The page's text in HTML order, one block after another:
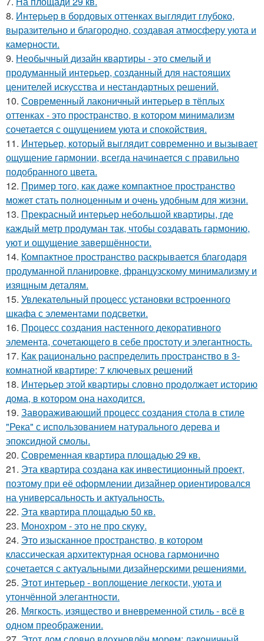
8. Интерьер в бордовых оттенках выглядит глубоко,
выразительно и благородно, создавая атмосферу уюта и
камерности.
9. Необычный дизайн квартиры - это смелый и
продуманный интерьер, созданный для настоящих
ценителей искусства и нестандартных решений.
10. Современный лаконичный интерьер в тёплых
оттенках - это пространство, в котором минимализм
сочетается с ощущением уюта и спокойствия.
11. Интерьер, который выглядит современно и вызывает
ощущение гармонии, всегда начинается с правильно
подобранного цвета.
12. Пример того, как даже компактное пространство
может стать полноценным и очень удобным для жизни.
13. Прекрасный интерьер небольшой квартиры, где
каждый метр продуман так, чтобы создавать гармонию,
уют и ощущение завершённости.
14. Компактное пространство раскрывается благодаря
продуманной планировке, французскому минимализму и
изящным деталям.
15. Увлекательный процесс установки встроенного
шкафа с элементами подсветки.
16. Процесс создания настенного декоративного
элемента, сочетающего в себе простоту и элегантность.
17. Как рационально распределить пространство в 3-
комнатной квартире: 7 ключевых решений
18. Интерьер этой квартиры словно продолжает историю
дома, в котором она находится.
19. Завораживающий процесс создания стола в стиле
"Река" с использованием натурального дерева и
эпоксидной смолы.
20. Современная квартира площадью 29 кв.
21. Эта квартира создана как инвестиционный проект,
поэтому при её оформлении дизайнер ориентировался
на универсальность и актуальность.
22. Эта квартира площадью 50 кв.
23. Монохром - это не про скуку.
24. Это изысканное пространство, в котором
классическая архитектурная основа гармонично
сочетается с актуальными дизайнерскими решениями.
25. Этот интерьер - воплощение легкости, уюта и
утончённой элегантности.
26. Мягкость, изящество и вневременной стиль - всё в
одном преображении.